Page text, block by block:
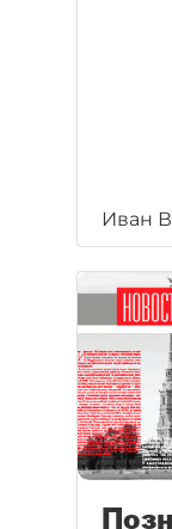
Иван